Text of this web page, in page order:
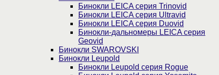
Бинокли LEICA серия Trinovid
Бинокли LEICA серия Ultravid
Бинокли LEICA серия Duovid
Бинокли-дальномеры LEICA серия
Geovid
Бинокли SWAROVSKI
Бинокли Leupold
Бинокли Leupold серия Rogue